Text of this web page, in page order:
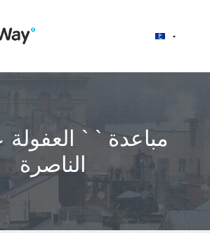
مباعدة ` ` العفولة
الناصرة